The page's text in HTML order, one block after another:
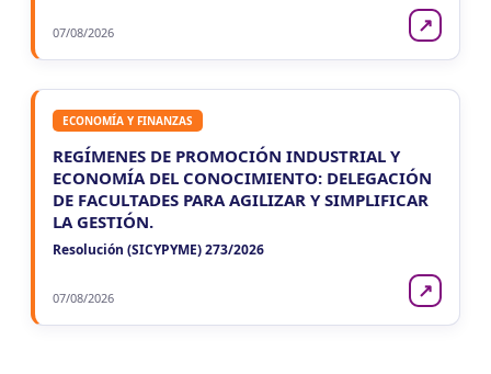
07/08/2026 ↗
ECONOMÍA Y FINANZAS
REGÍMENES DE PROMOCIÓN INDUSTRIAL Y
ECONOMÍA DEL CONOCIMIENTO: DELEGACIÓN
DE FACULTADES PARA AGILIZAR Y SIMPLIFICAR
LA GESTIÓN.
Resolución (SICYPYME) 273/2026
07/08/2026 ↗